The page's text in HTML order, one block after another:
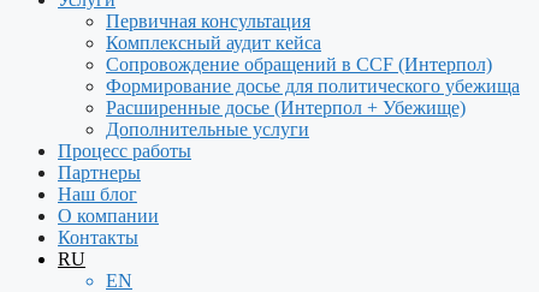
Первичная консультация
Комплексный аудит кейса
Сопровождение обращений в CCF (Интерпол)
Формирование досье для политического убежища
Расширенные досье (Интерпол + Убежище)
Дополнительные услуги
Процесс работы
Партнеры
Наш блог
О компании
Контакты
RU
EN